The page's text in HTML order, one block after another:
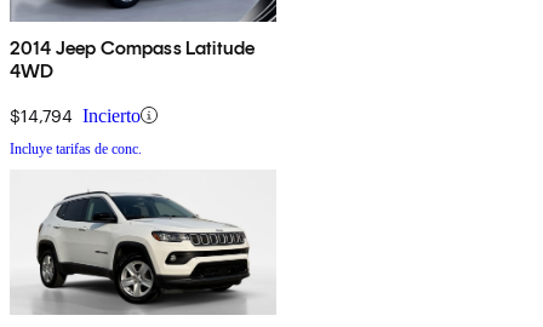
2014 Jeep Compass Latitude
4WD
$14,794 Incierto
Incluye tarifas de conc.